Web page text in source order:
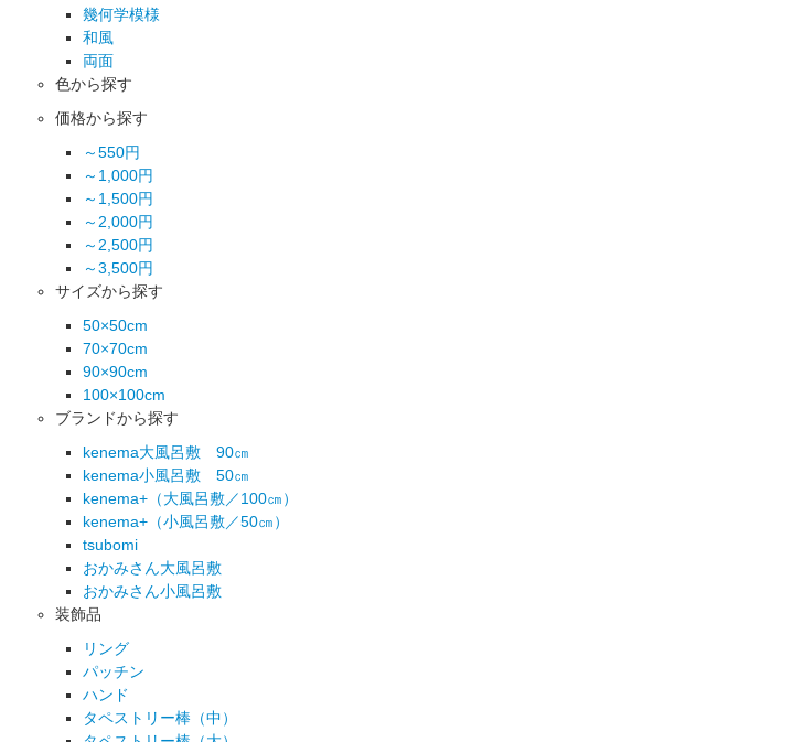
幾何学模様
和風
両面
色から探す
価格から探す
～550円
～1,000円
～1,500円
～2,000円
～2,500円
～3,500円
サイズから探す
50×50cm
70×70cm
90×90cm
100×100cm
ブランドから探す
kenema大風呂敷 90㎝
kenema小風呂敷 50㎝
kenema+（大風呂敷／100㎝）
kenema+（小風呂敷／50㎝）
tsubomi
おかみさん大風呂敷
おかみさん小風呂敷
装飾品
リング
パッチン
ハンド
タペストリー棒（中）